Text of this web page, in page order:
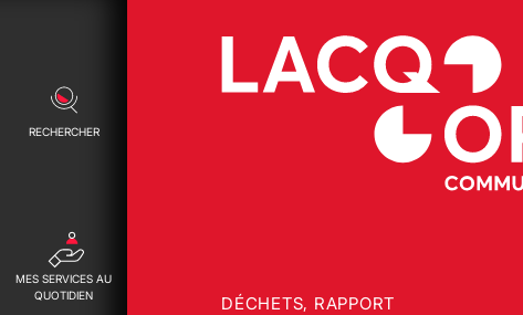
RECHERCHER
MES SERVICES AU
QUOTIDIEN
DÉCHETS, RAPPORT